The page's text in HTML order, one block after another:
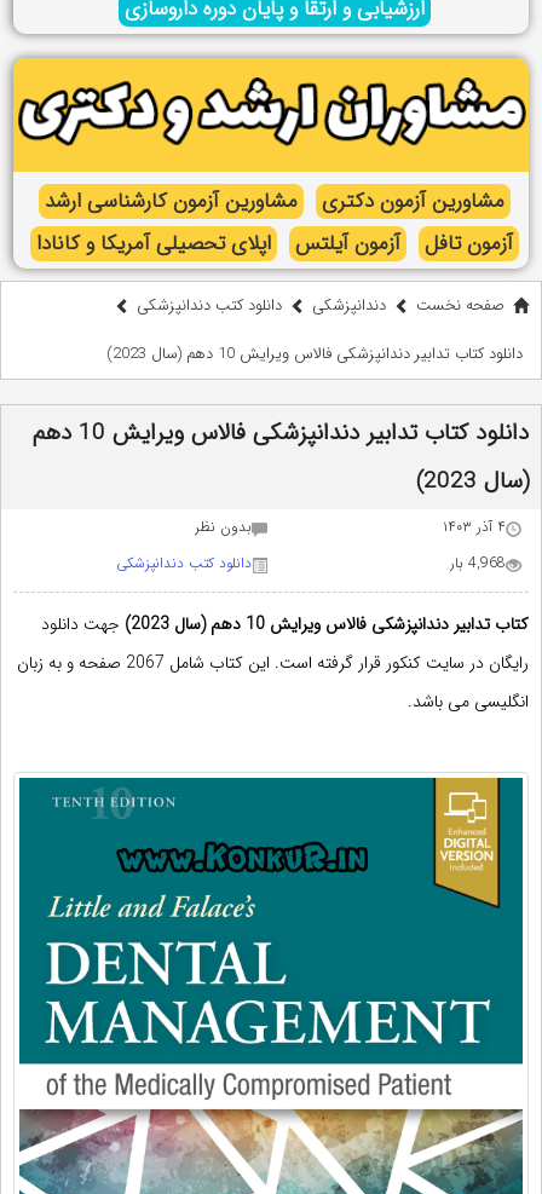
ارزشیابی و ارتقا و پایان دوره داروسازی
مشاورین آزمون دکتری
مشاورین آزمون کارشناسی ارشد
آزمون تافل
آزمون آیلتس اپلای تحصیلی آمریکا و کانادا
صفحه نخست دندانپزشکی
دانلود کتب دندانپزشکی
دانلود کتاب تدابیر دندانپزشکی فالاس ویرایش 10 دهم (سال 2023)
دانلود کتاب تدابیر دندانپزشکی فالاس ویرایش 10 دهم
(سال 2023)
۴ آذر ۱۴۰۳
بدون نظر
4,968 بار
دانلود کتب دندانپزشکی
کتاب تدابیر دندانپزشکی فالاس ویرایش 10 دهم (سال 2023)
جهت دانلود
رایگان در سایت کنکور
قرار گرفته است. این کتاب شامل 2067 صفحه و به زبان
انگلیسی می باشد.